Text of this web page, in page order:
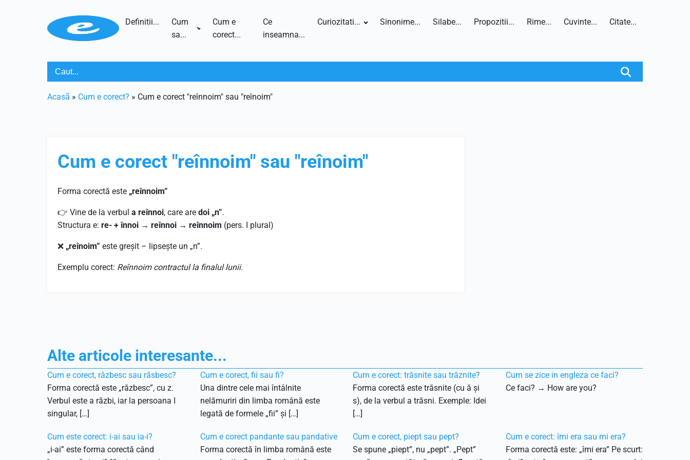
Definitii...
Cum
sa...
Cum e
corect...
Ce
inseamna...
Curiozitati... Sinonime... Silabe... Propozitii... Rime... Cuvinte... Citate...
Acasã » Cum e corect? » Cum e corect "reînnoim" sau "reînoim"
Cum e corect "reînnoim" sau "reînoim"
Forma corectă este „reînnoim”
👉 Vine de la verbul a reînnoi, care are doi „n”.
Structura e: re- + înnoi → reînnoi → reînnoim (pers. I plural)
❌ „reînoim” este greșit – lipsește un „n”.
Exemplu corect: Reînnoim contractul la finalul lunii.
Alte articole interesante...
Cum e corect, răzbesc sau răsbesc?
Forma corectă este „răzbesc”, cu z.
Verbul este a răzbi, iar la persoana I
singular, […]
Cum e corect, fii sau fi?
Una dintre cele mai întâlnite
nelămuriri din limba română este
legată de formele „fii” și […]
Cum e corect: trăsnite sau trăznite?
Forma corectă este trăsnite (cu ă și
s), de la verbul a trăsni. Exemple: Idei
[…]
Cum se zice in engleza ce faci?
Ce faci? → How are you?
Cum este corect: i-ai sau ia-i?
„i-ai” este forma corectă când
Cum e corect pandante sau pandative
Forma corectă în limba română este
Cum e corect, piept sau pept?
Se spune „piept”, nu „pept”. „Pept”
Cum e corect: îmi era sau mi era?
Forma corectă este: „îmi era” Pe scurt: